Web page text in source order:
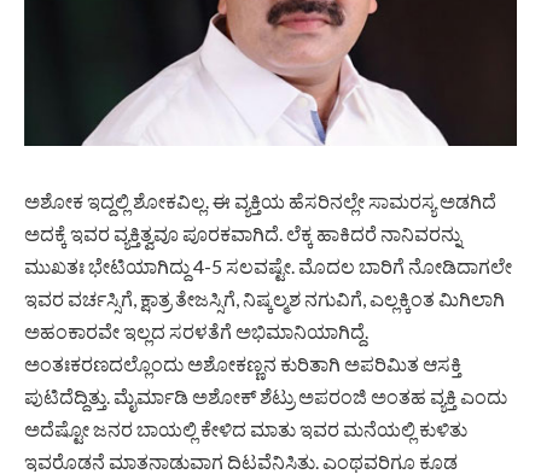
ಅಶೋಕ ಇದ್ದಲ್ಲಿ ಶೋಕವಿಲ್ಲ. ಈ ವ್ಯಕ್ತಿಯ ಹೆಸರಿನಲ್ಲೇ ಸಾಮರಸ್ಯ ಅಡಗಿದೆ
ಅದಕ್ಕೆ ಇವರ ವ್ಯಕ್ತಿತ್ವವೂ ಪೂರಕವಾಗಿದೆ. ಲೆಕ್ಕ ಹಾಕಿದರೆ ನಾನಿವರನ್ನು
ಮುಖತಃ ಭೇಟಿಯಾಗಿದ್ದು 4-5 ಸಲವಷ್ಟೇ. ಮೊದಲ ಬಾರಿಗೆ ನೋಡಿದಾಗಲೇ
ಇವರ ವರ್ಚಸ್ಸಿಗೆ, ಕ್ಷಾತ್ರ ತೇಜಸ್ಸಿಗೆ, ನಿಷ್ಕಲ್ಮಶ ನಗುವಿಗೆ, ಎಲ್ಲಕ್ಕಿಂತ ಮಿಗಿಲಾಗಿ
ಅಹಂಕಾರವೇ ಇಲ್ಲದ ಸರಳತೆಗೆ ಅಭಿಮಾನಿಯಾಗಿದ್ದೆ.
ಅಂತಃಕರಣದಲ್ಲೊಂದು ಅಶೋಕಣ್ಣನ ಕುರಿತಾಗಿ ಅಪರಿಮಿತ ಆಸಕ್ತಿ
ಪುಟಿದೆದ್ದಿತ್ತು. ಮೈರ್ಮಾಡಿ ಅಶೋಕ್ ಶೆಟ್ರು ಅಪರಂಜಿ ಅಂತಹ ವ್ಯಕ್ತಿ ಎಂದು
ಅದೆಷ್ಟೋ ಜನರ ಬಾಯಲ್ಲಿ ಕೇಳಿದ ಮಾತು ಇವರ ಮನೆಯಲ್ಲಿ ಕುಳಿತು
ಇವರೊಡನೆ ಮಾತನಾಡುವಾಗ ದಿಟವೆನಿಸಿತು. ಎಂಥವರಿಗೂ ಕೂಡ